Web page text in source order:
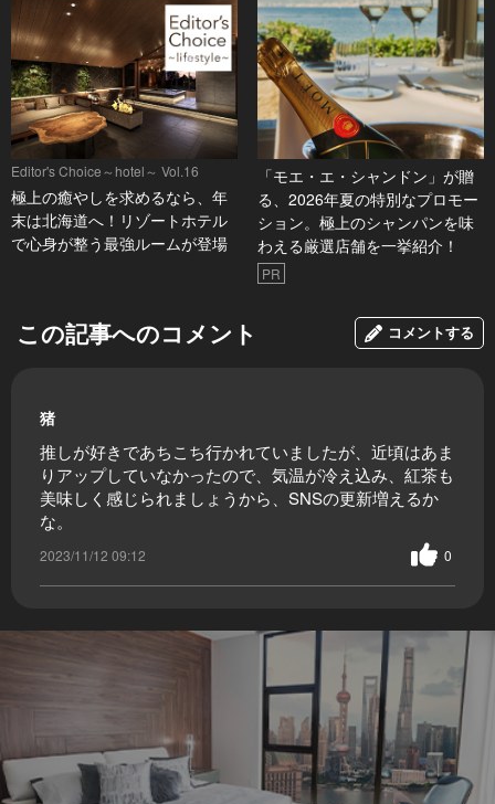
Editor's Choice～hotel～ Vol.16
極上の癒やしを求めるなら、年
末は北海道へ！リゾートホテル
で心身が整う最強ルームが登場
「モエ・エ・シャンドン」が贈
る、2026年夏の特別なプロモー
ション。極上のシャンパンを味
わえる厳選店舗を一挙紹介！
PR
この記事へのコメント コメントする
猪
推しが好きであちこち行かれていましたが、近頃はあま
りアップしていなかったので、気温が冷え込み、紅茶も
美味しく感じられましょうから、SNSの更新増えるか
な。
2023/11/12 09:12 0